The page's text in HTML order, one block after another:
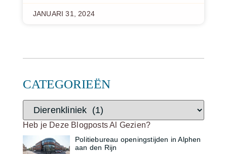
CATEGORIEËN
Heb je Deze Blogposts Al Gezien?
Politiebureau openingstijden in Alphen
aan den Rijn
JANUARI 31, 2024